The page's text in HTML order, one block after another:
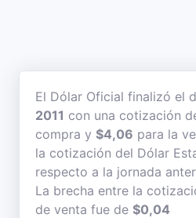
El Dólar Oficial finalizó el
2011 con una cotización
compra y $4,06 para la
la cotización del Dólar
respecto a la jornada
La brecha entre la
de venta fue de $0,04